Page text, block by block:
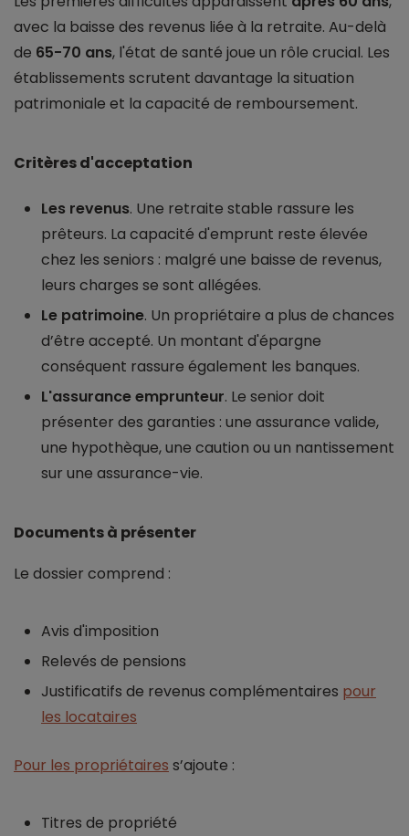
avec la baisse des revenus liée à la retraite. Au-delà
de 65-70 ans, l'état de santé joue un rôle crucial. Les
établissements scrutent davantage la situation
patrimoniale et la capacité de remboursement.
Critères d'acceptation
Les revenus. Une retraite stable rassure les
prêteurs. La capacité d'emprunt reste élevée
chez les seniors : malgré une baisse de revenus,
leurs charges se sont allégées.
Le patrimoine. Un propriétaire a plus de chances
d’être accepté. Un montant d'épargne
conséquent rassure également les banques.
L'assurance emprunteur. Le senior doit
présenter des garanties : une assurance valide,
une hypothèque, une caution ou un nantissement
sur une assurance-vie.
Documents à présenter
Le dossier comprend :
Avis d'imposition
Relevés de pensions
Justificatifs de revenus complémentaires pour
les locataires
Pour les propriétaires s’ajoute :
Titres de propriété